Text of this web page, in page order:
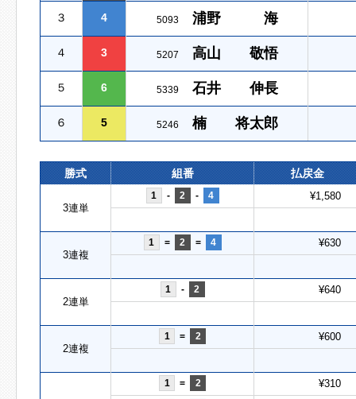
３ 4 5093 浦野 海
４ 3 5207 高山 敬悟
５ 6 5339 石井 伸長
６ 5 5246 楠 将太郎
勝式 組番 払戻金
3連単
1 - 2 - 4 ¥1,580
3連複
1 = 2 = 4 ¥630
2連単
1 - 2 ¥640
2連複
1 = 2 ¥600
1 = 2 ¥310